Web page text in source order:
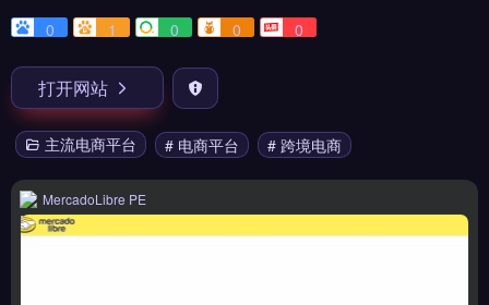
0
1 0 0 0
打开网站
主流电商平台 # 电商平台 # 跨境电商
MercadoLibre PE